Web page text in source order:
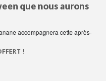
que nous aurons
accompagnera cette après-
!